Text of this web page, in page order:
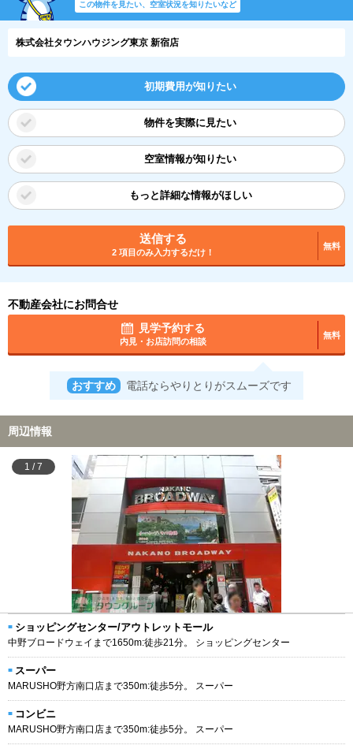
この物件を見たい、空室状況を知りたいなど
株式会社タウンハウジング東京 新宿店
初期費用が知りたい
物件を実際に見たい
空室情報が知りたい
もっと詳細な情報がほしい
送信する
2 項目のみ入力するだけ！
無料
不動産会社にお問合せ
見学予約する
内見・お店訪問の相談
無料
おすすめ 電話ならやりとりがスムーズです
周辺情報
1 /7
ショッピングセンター/アウトレットモール
中野ブロードウェイまで1650m:徒歩21分。 ショッピングセンター
スーパー
MARUSHO野方南口店まで350m:徒歩5分。 スーパー
コンビニ
MARUSHO野方南口店まで350m:徒歩5分。 スーパー